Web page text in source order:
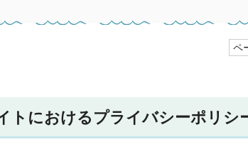
ペ
トにおけるプライバシーポリシ